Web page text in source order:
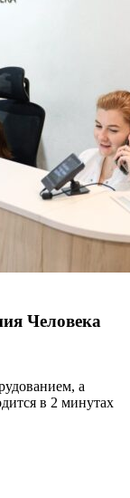
Человека
а
в 2 минутах